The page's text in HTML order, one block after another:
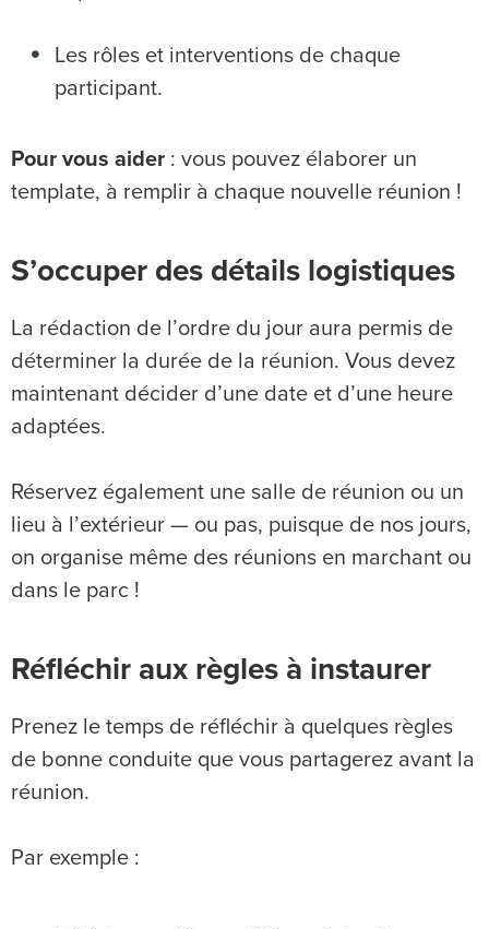
Les rôles et interventions de chaque
participant.
Pour vous aider : vous pouvez élaborer un
template, à remplir à chaque nouvelle réunion !
S’occuper des détails logistiques
La rédaction de l’ordre du jour aura permis de
déterminer la durée de la réunion. Vous devez
maintenant décider d’une date et d’une heure
adaptées.
Réservez également une salle de réunion ou un
lieu à l’extérieur — ou pas, puisque de nos jours,
on organise même des réunions en marchant ou
dans le parc !
Réfléchir aux règles à instaurer
Prenez le temps de réfléchir à quelques règles
de bonne conduite que vous partagerez avant la
réunion.
Par exemple :